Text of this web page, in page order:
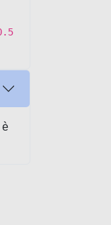
è